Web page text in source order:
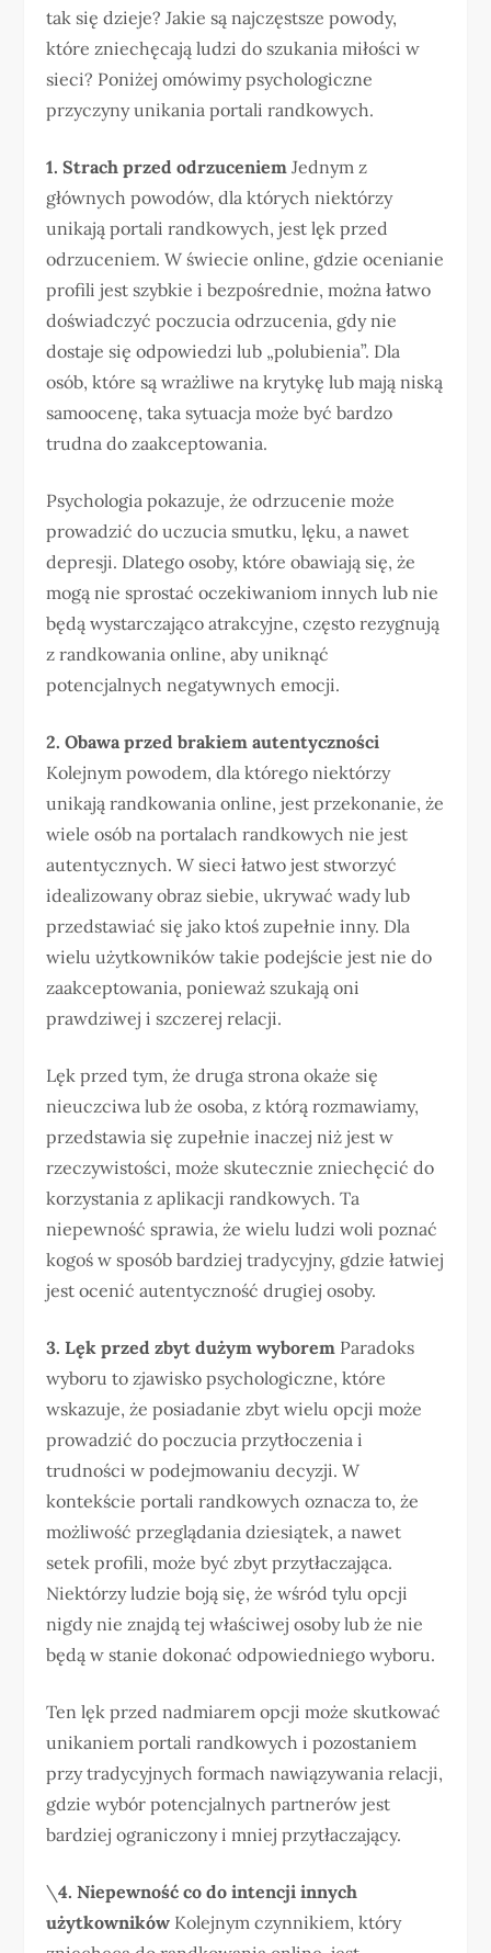
tak się dzieje? Jakie są najczęstsze powody,
które zniechęcają ludzi do szukania miłości w
sieci? Poniżej omówimy psychologiczne
przyczyny unikania portali randkowych.
1. Strach przed odrzuceniem Jednym z
głównych powodów, dla których niektórzy
unikają portali randkowych, jest lęk przed
odrzuceniem. W świecie online, gdzie ocenianie
profili jest szybkie i bezpośrednie, można łatwo
doświadczyć poczucia odrzucenia, gdy nie
dostaje się odpowiedzi lub „polubienia”. Dla
osób, które są wrażliwe na krytykę lub mają niską
samoocenę, taka sytuacja może być bardzo
trudna do zaakceptowania.
Psychologia pokazuje, że odrzucenie może
prowadzić do uczucia smutku, lęku, a nawet
depresji. Dlatego osoby, które obawiają się, że
mogą nie sprostać oczekiwaniom innych lub nie
będą wystarczająco atrakcyjne, często rezygnują
z randkowania online, aby uniknąć
potencjalnych negatywnych emocji.
2. Obawa przed brakiem autentyczności
Kolejnym powodem, dla którego niektórzy
unikają randkowania online, jest przekonanie, że
wiele osób na portalach randkowych nie jest
autentycznych. W sieci łatwo jest stworzyć
idealizowany obraz siebie, ukrywać wady lub
przedstawiać się jako ktoś zupełnie inny. Dla
wielu użytkowników takie podejście jest nie do
zaakceptowania, ponieważ szukają oni
prawdziwej i szczerej relacji.
Lęk przed tym, że druga strona okaże się
nieuczciwa lub że osoba, z którą rozmawiamy,
przedstawia się zupełnie inaczej niż jest w
rzeczywistości, może skutecznie zniechęcić do
korzystania z aplikacji randkowych. Ta
niepewność sprawia, że wielu ludzi woli poznać
kogoś w sposób bardziej tradycyjny, gdzie łatwiej
jest ocenić autentyczność drugiej osoby.
3. Lęk przed zbyt dużym wyborem Paradoks
wyboru to zjawisko psychologiczne, które
wskazuje, że posiadanie zbyt wielu opcji może
prowadzić do poczucia przytłoczenia i
trudności w podejmowaniu decyzji. W
kontekście portali randkowych oznacza to, że
możliwość przeglądania dziesiątek, a nawet
setek profili, może być zbyt przytłaczająca.
Niektórzy ludzie boją się, że wśród tylu opcji
nigdy nie znajdą tej właściwej osoby lub że nie
będą w stanie dokonać odpowiedniego wyboru.
Ten lęk przed nadmiarem opcji może skutkować
unikaniem portali randkowych i pozostaniem
przy tradycyjnych formach nawiązywania relacji,
gdzie wybór potencjalnych partnerów jest
bardziej ograniczony i mniej przytłaczający.
\4. Niepewność co do intencji innych
użytkowników Kolejnym czynnikiem, który